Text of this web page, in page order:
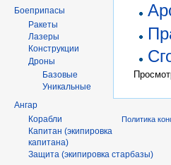
Боеприпасы
Ракеты
Лазеры
Конструкции
Дроны
Базовые
Уникальные
Ангар
Корабли
Капитан (экипировка
капитана)
Защита (экипировка старбазы)
Политика